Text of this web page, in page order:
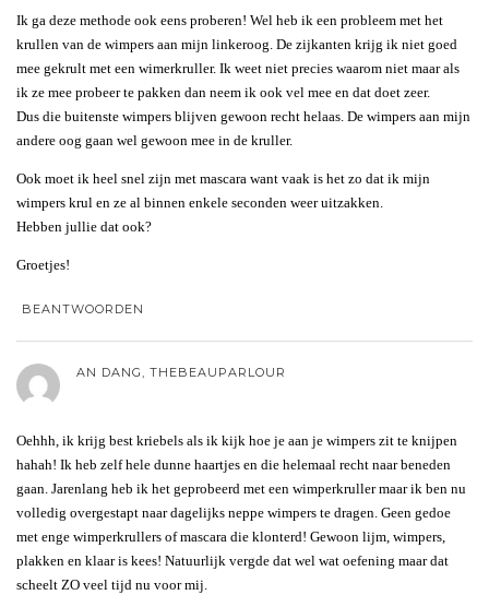
Ik ga deze methode ook eens proberen! Wel heb ik een probleem met het
krullen van de wimpers aan mijn linkeroog. De zijkanten krijg ik niet goed
mee gekrult met een wimerkruller. Ik weet niet precies waarom niet maar als
ik ze mee probeer te pakken dan neem ik ook vel mee en dat doet zeer.
Dus die buitenste wimpers blijven gewoon recht helaas. De wimpers aan mijn
andere oog gaan wel gewoon mee in de kruller.
Ook moet ik heel snel zijn met mascara want vaak is het zo dat ik mijn
wimpers krul en ze al binnen enkele seconden weer uitzakken.
Hebben jullie dat ook?
Groetjes!
BEANTWOORDEN
AN DANG, THEBEAUPARLOUR
Oehhh, ik krijg best kriebels als ik kijk hoe je aan je wimpers zit te knijpen
hahah! Ik heb zelf hele dunne haartjes en die helemaal recht naar beneden
gaan. Jarenlang heb ik het geprobeerd met een wimperkruller maar ik ben nu
volledig overgestapt naar dagelijks neppe wimpers te dragen. Geen gedoe
met enge wimperkrullers of mascara die klonterd! Gewoon lijm, wimpers,
plakken en klaar is kees! Natuurlijk vergde dat wel wat oefening maar dat
scheelt ZO veel tijd nu voor mij.